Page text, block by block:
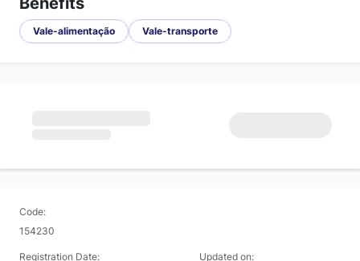
Vale-alimentação Vale-transporte
Code:
154230
Registration Date:
Updated on: